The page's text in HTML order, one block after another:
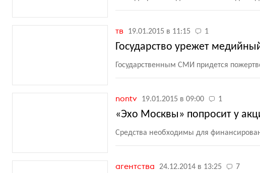
тв 19.01.2015 в 11:15 1
Государство урежет
Государственным СМИ придется
nontv 19.01.2015 в 09:00 1
«Эхо Москвы» попросит у
Средства необходимы для
агентства 24.12.2014 в 13:25 7